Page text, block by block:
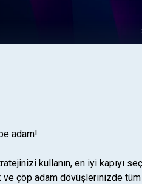
adam!
kullanın, en iyi kapıyı
çöp adam dövüşlerinizde